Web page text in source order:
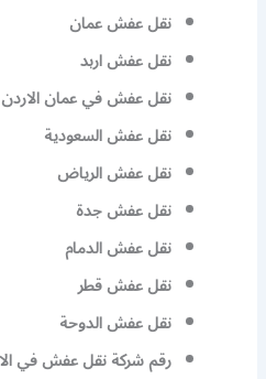
نقل عفش عمان
نقل عفش اربد
نقل عفش في عمان الاردن
نقل عفش السعودية
نقل عفش الرياض
نقل عفش جدة
نقل عفش الدمام
نقل عفش قطر
نقل عفش الدوحة
رقم شركة نقل عفش في